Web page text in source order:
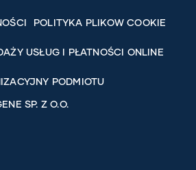
POLITYKA PLIKOW COOKIE
USŁUG I PŁATNOŚCI ONLINE
PODMIOTU
SP. Z O.O.